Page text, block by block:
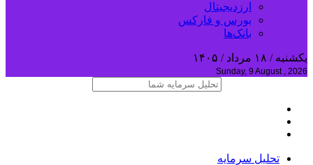
ارزدیجیتال
بورس و فارکس
بانک‌ها
یکشنبه / ۱۸ مرداد / ۱۴۰۵
Sunday, 9 August , 2026
تحلیل‌ سرمایه